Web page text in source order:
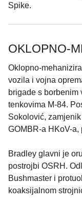
Spike.
OKLOPNO-
Oklopno-
vozila i vojna
brigade s borbenim
tenkovima M-84.
Sokolović,
GOMBR-a HKoV-
Bradley glavni je
postrojbi OSRH.
Bushmaster i
koaksijalnom